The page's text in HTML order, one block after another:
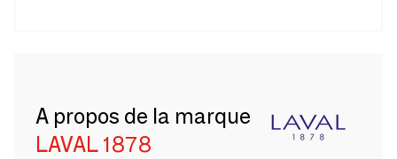
A propos de la marque
LAVAL 1878